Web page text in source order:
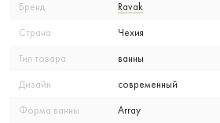
Бренд Ravak
Страна Чехия
Тип товара ванны
Дизайн современный
Форма ванны Array